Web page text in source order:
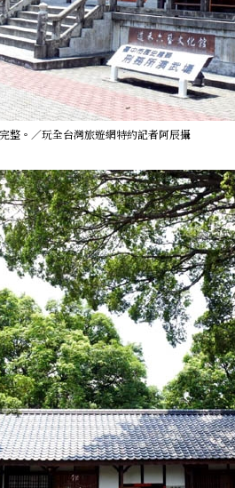
整。／玩全台灣旅遊網特約記者阿辰攝